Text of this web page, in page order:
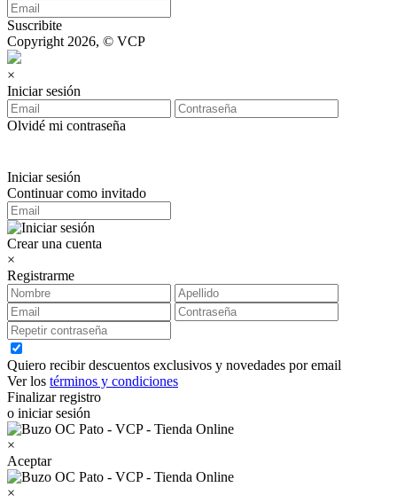
Suscribite
Copyright 2026, © VCP
×
Iniciar sesión
Olvidé mi contraseña
Iniciar sesión
Continuar como invitado
Crear una cuenta
×
Registrarme
Quiero recibir descuentos exclusivos y novedades por email
Ver los términos y condiciones
Finalizar registro
o iniciar sesión
×
Aceptar
×